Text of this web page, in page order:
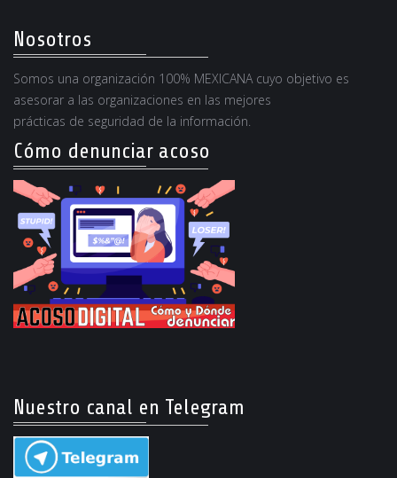
Nosotros
Somos una organización 100% MEXICANA cuyo objetivo es
asesorar a las organizaciones en las mejores
prácticas de seguridad de la información.
Cómo denunciar acoso
Nuestro canal en Telegram